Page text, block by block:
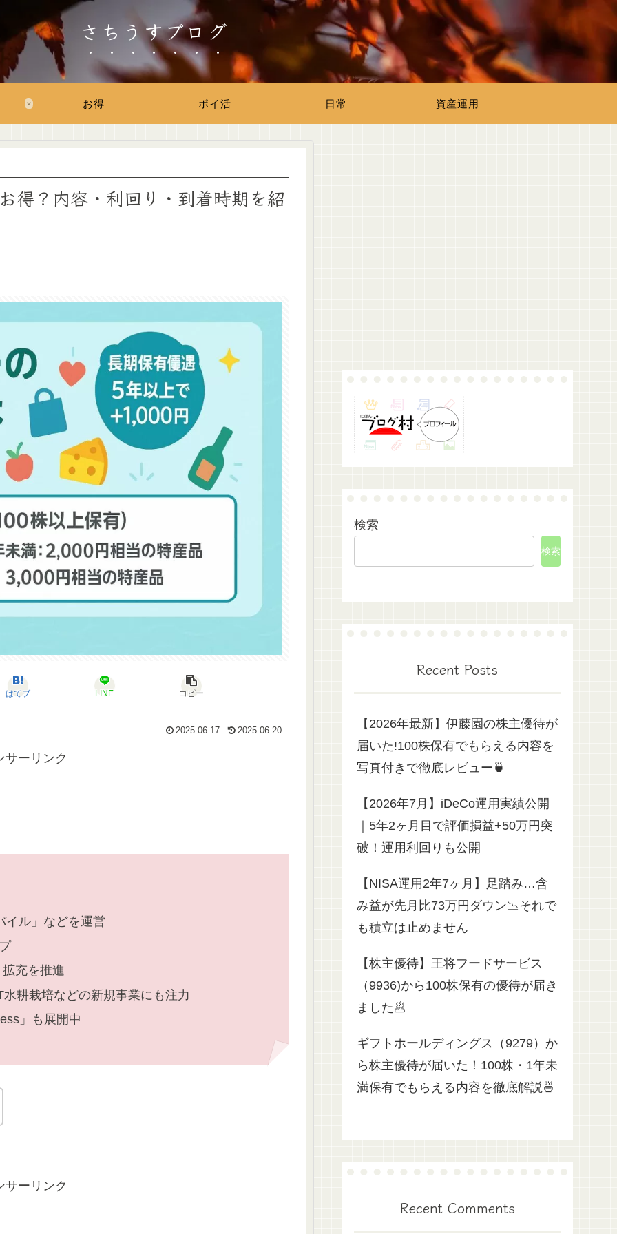
さちうすブログ
お得 ポイ活 日常 資産運用
得？内容・利回り・到着時期を紹
はてブ LINE コピー
2025.06.17 2025.06.20
サーリンク
イル」などを運営
充を推進
耕栽培などの新規事業にも注力
」も展開中
サーリンク
検索
検索
Recent Posts
【2026年最新】伊藤園の株主優待が
届いた!100株保有でもらえる内容を
写真付きで徹底レビュー🍵
【2026年7月】iDeCo運用実績公開
｜5年2ヶ月目で評価損益+50万円突
破！運用利回りも公開
【NISA運用2年7ヶ月】足踏み…含
み益が先月比73万円ダウン📉それで
も積立は止めません
【株主優待】王将フードサービス
（9936)から100株保有の優待が届き
ました🥟
ギフトホールディングス（9279）か
ら株主優待が届いた！100株・1年未
満保有でもらえる内容を徹底解説🍜
Recent Comments